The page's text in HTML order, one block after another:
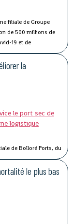
filiale de Groupe
de 500 millions de
19 et de
la
de Bolloré Ports, du
performances et la
du port
optimale des espaces
des services de
portiques de parc
du Port
le plus bas